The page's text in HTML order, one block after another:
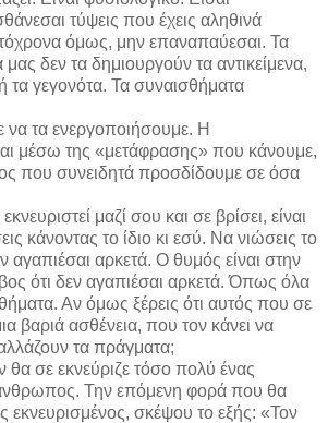
τύψεις που έχεις αληθινά
όμως, μην επαναπαύεσαι. Τα
δεν τα δημιουργούν τα αντικείμενα,
τα γεγονότα. Τα συναισθήματα
να τα ενεργοποιήσουμε. Η
μέσω της «μετάφρασης» που κάνουμε,
που συνειδητά προσδίδουμε σε όσα
μαζί σου και σε βρίσει, είναι
κάνοντας το ίδιο κι εσύ. Να νιώσεις το
αγαπιέσαι αρκετά. Ο θυμός είναι στην
ότι δεν αγαπιέσαι αρκετά. Όπως όλα
Αν όμως ξέρεις ότι αυτός που σε
βαριά ασθένεια, που τον κάνει να
τα πράγματα;
θα σε εκνεύριζε τόσο πολύ ένας
Την επόμενη φορά που θα
εκνευρισμένος, σκέψου το εξής: «Τον